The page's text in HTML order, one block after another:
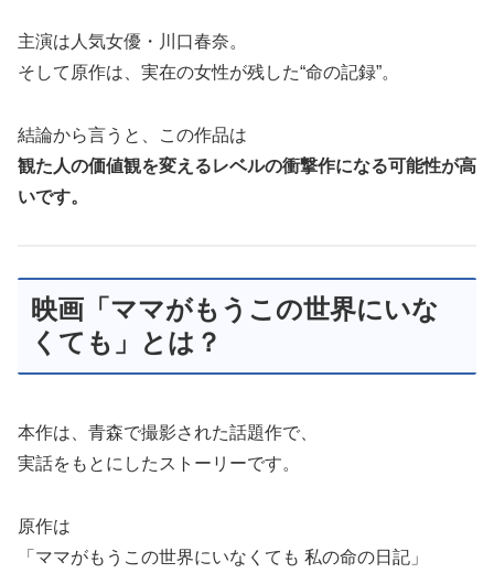
主演は人気女優・川口春奈。
そして原作は、実在の女性が残した“命の記録”。
結論から言うと、この作品は
観た人の価値観を変えるレベルの衝撃作になる可能性が高
いです。
映画「ママがもうこの世界にいな
くても」とは？
本作は、青森で撮影された話題作で、
実話をもとにしたストーリーです。
原作は
「ママがもうこの世界にいなくても 私の命の日記」